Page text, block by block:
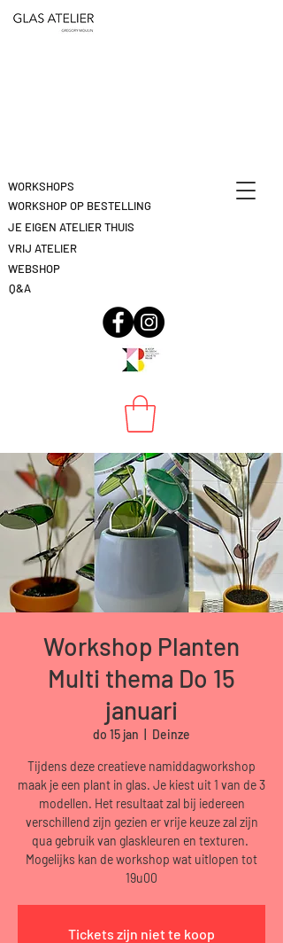
WORKSHOPS
JE EIGEN ATELIER THUIS
VRIJ ATELIER
WORKSHOP OP BESTELLING
WEBSHOP
Q&A
Workshop Planten
Multi thema Do 15
januari
do 15 jan Deinze
Tijdens deze creatieve namiddagworkshop
maak je een plant in glas. Je kiest uit 1 van de 3
modellen. Het resultaat zal bij iedereen
verschillend zijn gezien er vrije keuze zal zijn
qua gebruik van glaskleuren en texturen.
Mogelijks kan de workshop wat uitlopen tot
19u00
Tickets zijn niet te koop